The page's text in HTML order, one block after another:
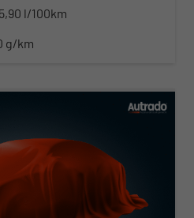
5,90 l/100km
g/km